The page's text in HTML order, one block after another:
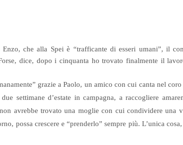
che alla Spei è “trafficante di esseri umani”, il
dice, dopo i cinquanta ho trovato finalmente il
grazie a Paolo, un amico con cui canta nel
settimane d’estate in campagna, a raccogliere
avrebbe trovato una moglie con cui condividere una
possa crescere e “prenderlo” sempre più. L’unica